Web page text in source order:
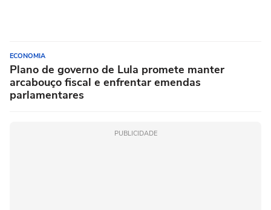
ECONOMIA
Plano de governo de Lula promete manter
arcabouço fiscal e enfrentar emendas
parlamentares
PUBLICIDADE